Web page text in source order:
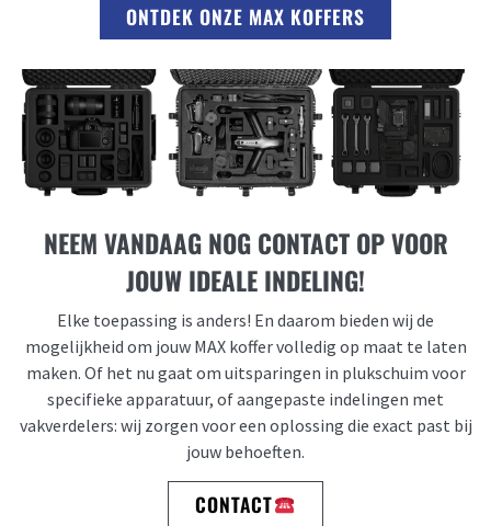
ONTDEK ONZE MAX KOFFERS
NEEM VANDAAG NOG CONTACT OP VOOR
JOUW IDEALE INDELING!
Elke toepassing is anders! En daarom bieden wij de
mogelijkheid om jouw MAX koffer volledig op maat te laten
maken. Of het nu gaat om uitsparingen in plukschuim voor
specifieke apparatuur, of aangepaste indelingen met
vakverdelers: wij zorgen voor een oplossing die exact past bij
jouw behoeften.
CONTACT